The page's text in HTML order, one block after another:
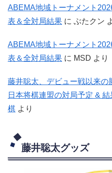
ABEMA地域トーナメント
表＆全対局結果 に ぶたクン
ABEMA地域トーナメント
表＆全対局結果 に MSD より
藤井聡太、デビュー戦以来の
日本将棋連盟の対局予定 &
棋 より
藤井聡太グッズ